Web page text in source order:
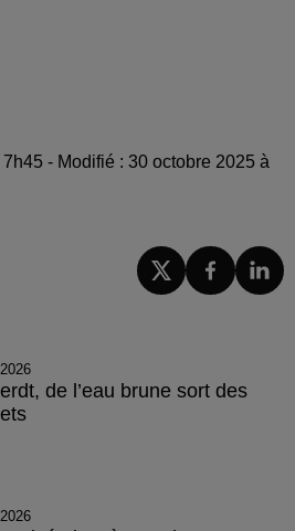
- Modifié : 30 octobre 2025 à
de l’eau brune sort des